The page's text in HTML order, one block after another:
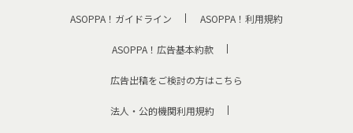
ASOPPA！ガイドライン ASOPPA！利用規約
ASOPPA！広告基本約款
広告出稿をご検討の方はこちら
法人・公的機関利用規約